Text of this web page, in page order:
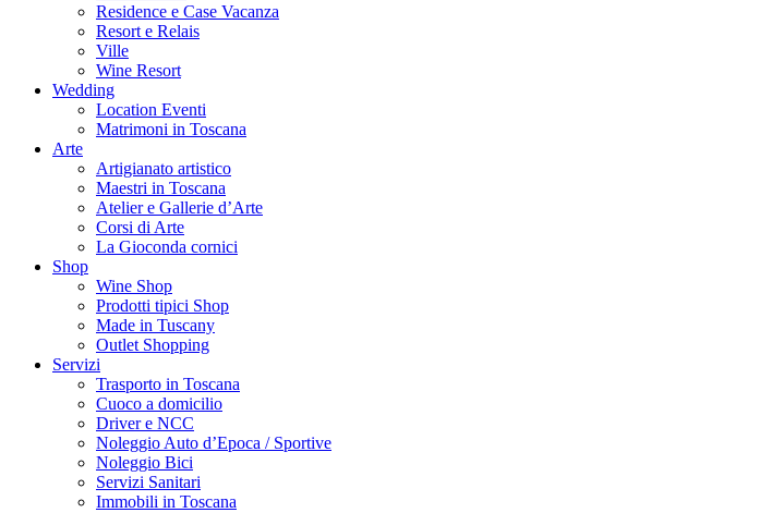
Residence e Case Vacanza
Resort e Relais
Ville
Wine Resort
Wedding
Location Eventi
Matrimoni in Toscana
Arte
Artigianato artistico
Maestri in Toscana
Atelier e Gallerie d’Arte
Corsi di Arte
La Gioconda cornici
Shop
Wine Shop
Prodotti tipici Shop
Made in Tuscany
Outlet Shopping
Servizi
Trasporto in Toscana
Cuoco a domicilio
Driver e NCC
Noleggio Auto d’Epoca / Sportive
Noleggio Bici
Servizi Sanitari
Immobili in Toscana